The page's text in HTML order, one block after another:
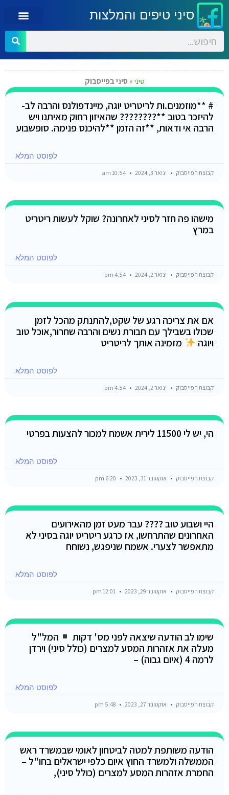
סיני טיפים והמלצות
סיני » סיני בפייסבוק
# **מוזמנים.ות לריטריט יוגה, מיינדפולנס והרבה לב-
להיזכר בטוב **???????? שהאיזון רחוק מאיתנו ויש
הרבה אי ודאות, **זה הזמן **להיכנס פנימה. סופשבוע
לפוסט המלא
קבוצת הפייסבוק ינואר 3, 2024
מישהו פה חזר לסיני לאחרונה? שוקל לעשות ריטריט
במרץ
לפוסט המלא
קבוצת הפייסבוק ינואר 2, 2024
אם את צריכה רגע של שקט,להתנתק מהכל לזמן
שכולו בשבילך עם חבורת נשים והרבה שחרור,אוכל טוב
ויוגה
מזמינה אותך לריטריט
לפוסט המלא
קבוצת הפייסבוק ינואר 2, 2024
הי, יש לי 11500 לירית אשמח למכור להצעות בפרטי
לפוסט המלא
קבוצת הפייסבוק אוקטובר 31, 2023
היי ושבוע טוב ???? עבר מעט זמן מהאירועים
האחרונים שהתרחשו, אז כרגע ריטריט יוגה בסיני לא
מתאפשר לצערי. אשמח שניפגש, נשוחח
לפוסט המלא
קבוצת הפייסבוק אוקטובר 29, 2023
שימו לב הודעה שיצאה לפני מס' דקות
המל"ל
מעלה את אזהרות המסע למצרים (כולל סיני) וירדן
לרמה 4 (איום גבוה) –
לפוסט המלא
קבוצת הפייסבוק אוקטובר 27, 2023
הודעה משותפת למטה לביטחון לאומי שבמשרד ראש
הממשלה ולמשרד החוץ איום כלפי ישראלים בחו"ל –
החמרת אזהרות המסע למצרים (כולל סיני),